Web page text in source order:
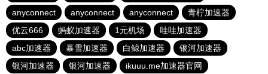
anyconnect
anyconnect anyconnect
青柠加速器
优云666
蚂蚁加速器 1元机场
哇哇加速器
abc加速器
暴雪加速器 白鲸加速器
银河加速器
银河加速器
银河加速器 ikuuu.me加速器官网